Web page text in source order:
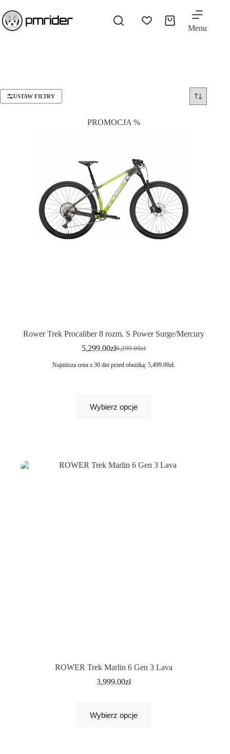
Menu
USTAW FILTRY
PROMOCJA %
Rower Trek Procaliber 8 rozm. S Power Surge/Mercury
6,299.00zł
5,299.00zł
Najniższa cena z 30 dni przed obniżką:5,499.00zł.
Wybierz opcje
ROWER Trek Marlin 6 Gen 3 Lava
3,999.00zł
Wybierz opcje